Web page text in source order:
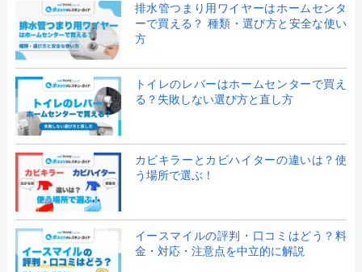
排水管つまり用ワイヤーはホームセンタ
ーで買える？ 種類・選び方と安全な使い
方
トイレのレバーはホームセンターで買え
る？失敗しない選び方と直し方
カビキラーとカビハイターの違いは？使
う場所で選ぶ！
イースマイルの評判・口コミはどう？料
金・対応・注意点を中立的に解説